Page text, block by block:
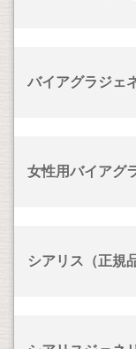
バイアグラジェ
女性用バイアグ
シアリス（正規